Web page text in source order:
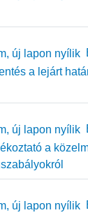
a lejárt
a